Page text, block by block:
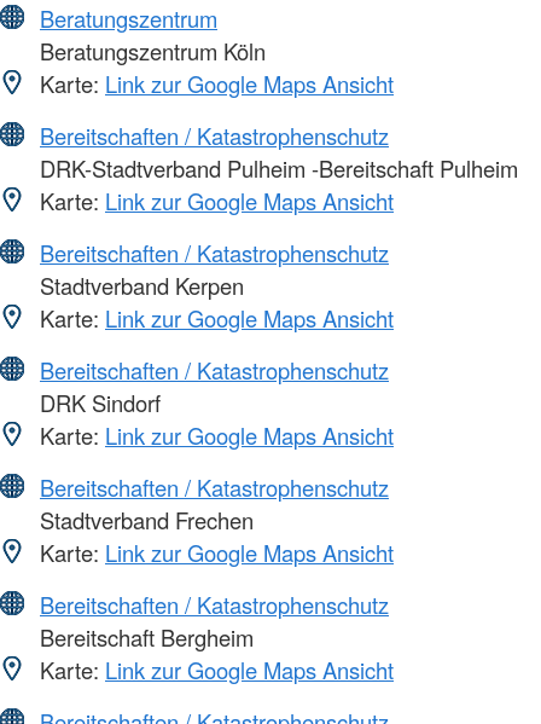
Beratungszentrum
Beratungszentrum Köln
Karte: Link zur Google Maps Ansicht
Bereitschaften / Katastrophenschutz
DRK-Stadtverband Pulheim -Bereitschaft Pulheim
Karte: Link zur Google Maps Ansicht
Bereitschaften / Katastrophenschutz
Stadtverband Kerpen
Karte: Link zur Google Maps Ansicht
Bereitschaften / Katastrophenschutz
DRK Sindorf
Karte: Link zur Google Maps Ansicht
Bereitschaften / Katastrophenschutz
Stadtverband Frechen
Karte: Link zur Google Maps Ansicht
Bereitschaften / Katastrophenschutz
Bereitschaft Bergheim
Karte: Link zur Google Maps Ansicht